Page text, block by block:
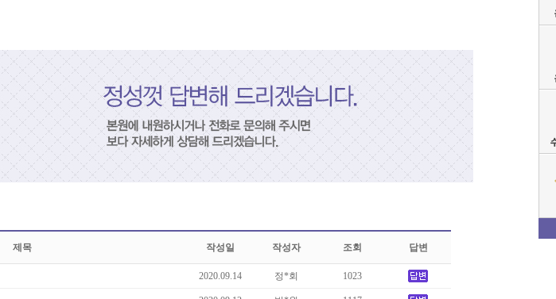
제목 작성일 작성자 조회 답변
2020.09.14 정*회 1023